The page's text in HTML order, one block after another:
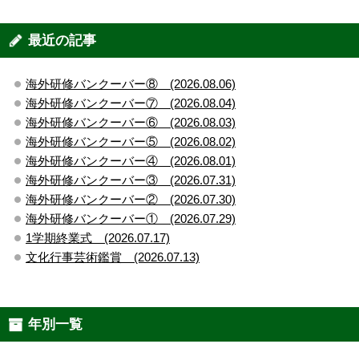
最近の記事
海外研修バンクーバー⑧ (2026.08.06)
海外研修バンクーバー⑦ (2026.08.04)
海外研修バンクーバー⑥ (2026.08.03)
海外研修バンクーバー⑤ (2026.08.02)
海外研修バンクーバー④ (2026.08.01)
海外研修バンクーバー③ (2026.07.31)
海外研修バンクーバー② (2026.07.30)
海外研修バンクーバー① (2026.07.29)
1学期終業式 (2026.07.17)
文化行事芸術鑑賞 (2026.07.13)
年別一覧